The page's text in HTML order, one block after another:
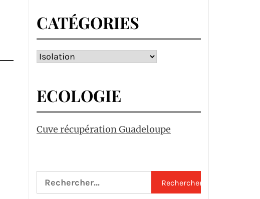
CATÉGORIES
Catégories
ECOLOGIE
Cuve récupération Guadeloupe
Rechercher :